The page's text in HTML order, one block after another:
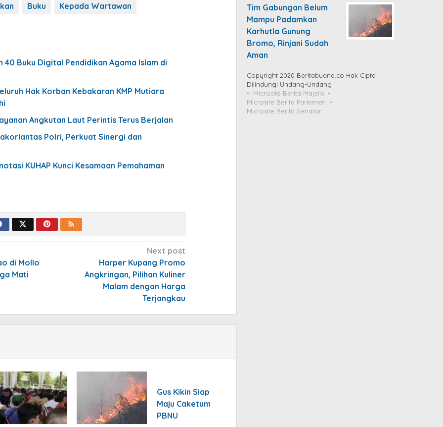
Buku
Kepada Wartawan
40 Buku Digital Pendidikan Agama Islam di
Hak Korban Kebakaran KMP Mutiara
Angkutan Laut Perintis Terus Berjalan
Polri, Perkuat Sinergi dan
KUHAP Kunci Kesamaan Pemahaman
di Mollo
Mati
Next post
Harper Kupang Promo
Angkringan, Pilihan Kuliner
Malam dengan Harga
Terjangkau
Gus Kikin Siap
Maju Caketum
PBNU
Tim Gabungan Belum
Mampu Padamkan
Karhutla Gunung
Bromo, Rinjani Sudah
Aman
Copyright 2020 Beritabuana.co Hak Cipta
Dilindungi Undang-Undang
Microsite Berita Majelis
Microsite Berita Parlemen
Microsite Berita Senator